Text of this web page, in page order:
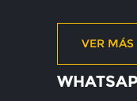
VER MÁS